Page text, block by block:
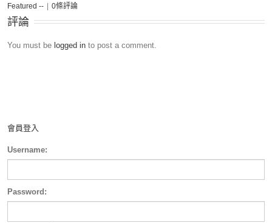
Featured -- 0條評論
評論
You must be logged in to post a comment.
會員登入
Username:
Password: